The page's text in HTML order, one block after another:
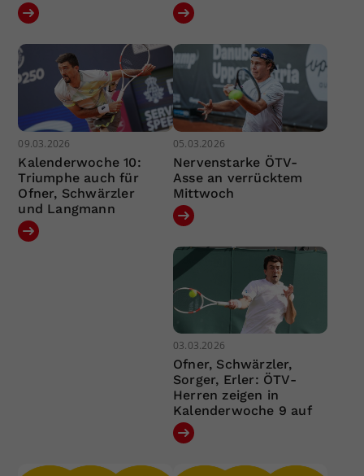
09.03.2026
Kalenderwoche 10:
Triumphe auch für
Ofner, Schwärzler
und Langmann
05.03.2026
Nervenstarke ÖTV-
Asse an verrücktem
Mittwoch
03.03.2026
Ofner, Schwärzler,
Sorger, Erler: ÖTV-
Herren zeigen in
Kalenderwoche 9 auf